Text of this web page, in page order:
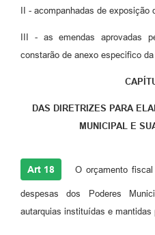
II - acompanhadas de exposição
III - as emendas aprovadas
constarão de anexo especifico da
DAS DIRETRIZES PARA
MUNICIPAL E
Art 18 O orçamento
despesas dos Poderes
autarquias instituídas e mantidas